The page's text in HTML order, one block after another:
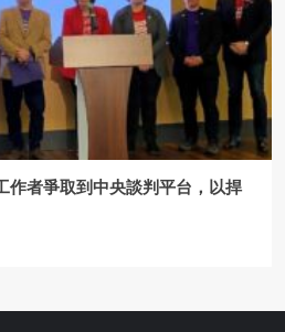
作者爭取到中央談判平台，以捍